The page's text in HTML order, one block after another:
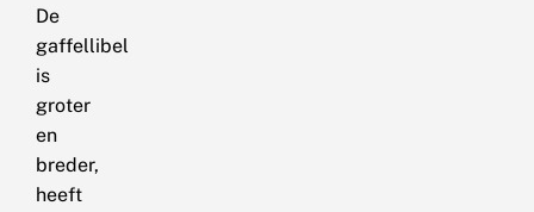
De
gaffellibel
is
groter
en
breder,
heeft